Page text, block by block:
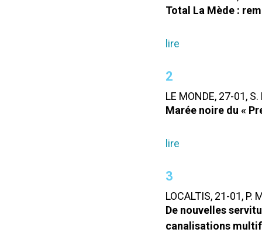
Total La Mède :
lire
2
LE MONDE, 27-01, S.
Marée noire du «
lire
3
LOCALTIS, 21-01, P.
De nouvelles
canalisations